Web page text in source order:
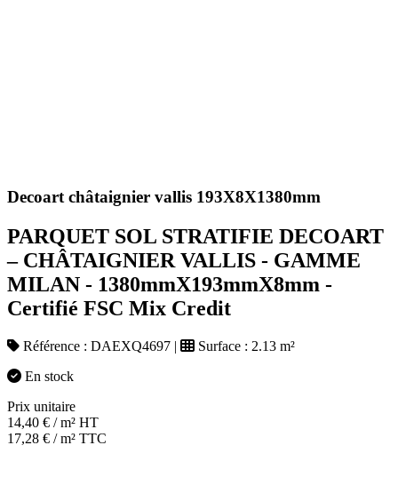
Decoart châtaignier vallis 193X8X1380mm
PARQUET SOL STRATIFIE DECOART
– CHÂTAIGNIER VALLIS - GAMME
MILAN - 1380mmX193mmX8mm -
Certifié FSC Mix Credit
Référence : DAEXQ4697 | Surface : 2.13 m²
En stock
Prix unitaire
14,40 € / m² HT
17,28 € / m² TTC